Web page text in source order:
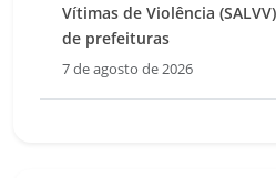
Vítimas de Violência
de prefeituras
7 de agosto de 2026